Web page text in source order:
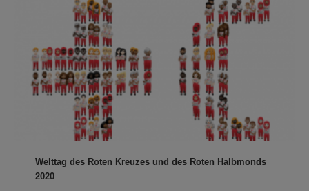
Welttag des Roten Kreuzes und des Roten Halbmonds
2020